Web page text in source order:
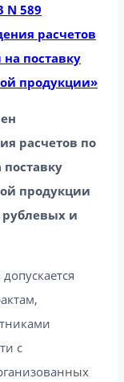
N 589
расчетов
поставку
продукции»
расчетов по
продукции
и
с